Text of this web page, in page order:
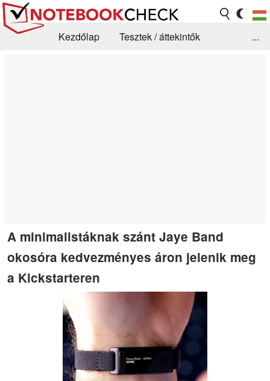
Kezdőlap
Tesztek / áttekintők
...
A minimalistáknak szánt Jaye Band
okosóra kedvezményes áron jelenik meg
a Kickstarteren